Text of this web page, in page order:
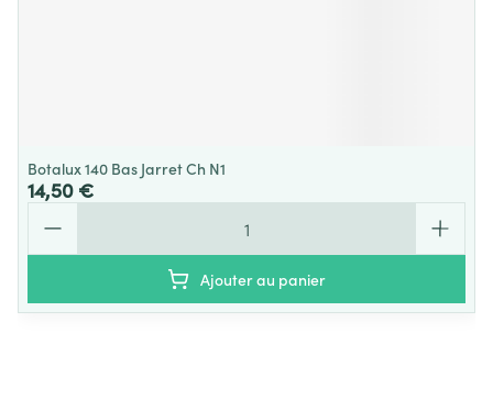
Botalux 140 Bas Jarret Ch N1
14,50 €
Ajouter au panier